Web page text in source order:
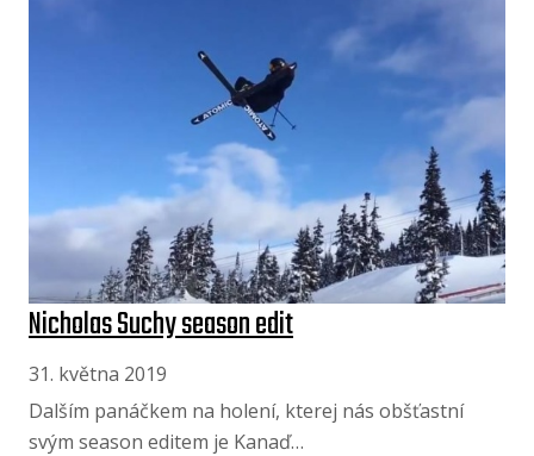
Nicholas Suchy season edit
31. května 2019
Dalším panáčkem na holení, kterej nás obšťastní
svým season editem je Kanaď…